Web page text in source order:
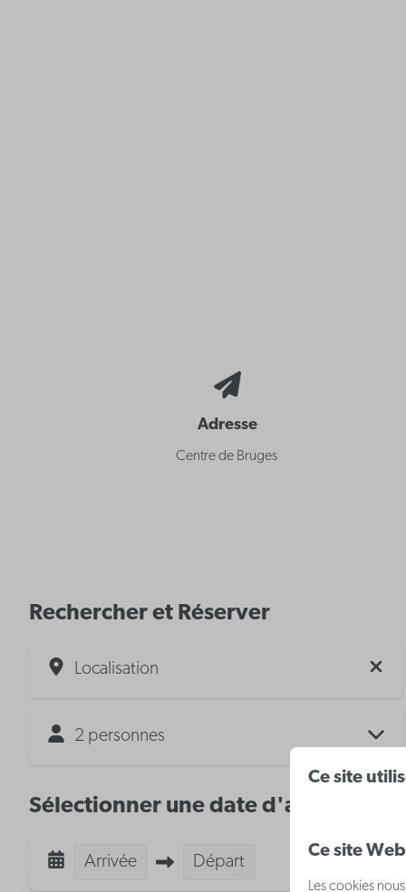
Adresse
Centre de Bruges
Rechercher et Réserver
Localisation
2 personnes
Sélectionner une date d'arrivée
Arrivée Départ
Ce site
Ce site
Les cookies